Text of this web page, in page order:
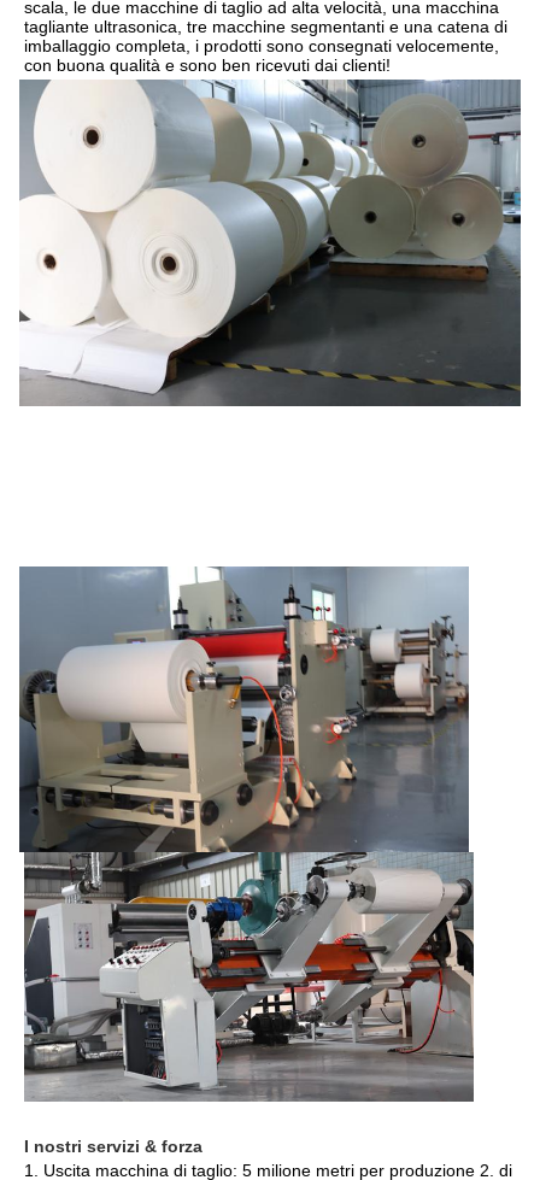
scala, le due macchine di taglio ad alta velocità, una macchina
tagliante ultrasonica, tre macchine segmentanti e una catena di
imballaggio completa, i prodotti sono consegnati velocemente,
con buona qualità e sono ben ricevuti dai clienti!
I nostri servizi & forza
1. Uscita macchina di taglio: 5 milione metri per produzione 2. di